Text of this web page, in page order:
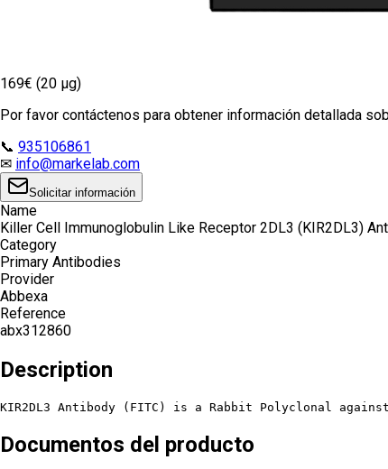
169€ (20 µg)
Por favor contáctenos para obtener información detallada
📞 935106861
✉ info@markelab.com
Solicitar información
Name
Killer Cell Immunoglobulin Like Receptor 2DL3 (KIR2DL3)
Category
Primary Antibodies
Provider
Abbexa
Reference
abx312860
Description
KIR2DL3 Antibody (FITC) is a Rabbit Polyclonal
Documentos del producto